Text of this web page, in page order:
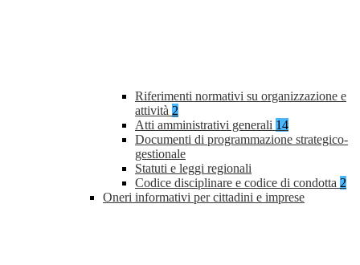
Riferimenti normativi su organizzazione e
attività 2
Atti amministrativi generali 14
Documenti di programmazione strategico-
gestionale
Statuti e leggi regionali
Codice disciplinare e codice di condotta 2
Oneri informativi per cittadini e imprese